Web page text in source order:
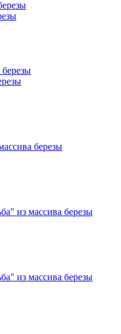
березы
из массива березы
из массива березы